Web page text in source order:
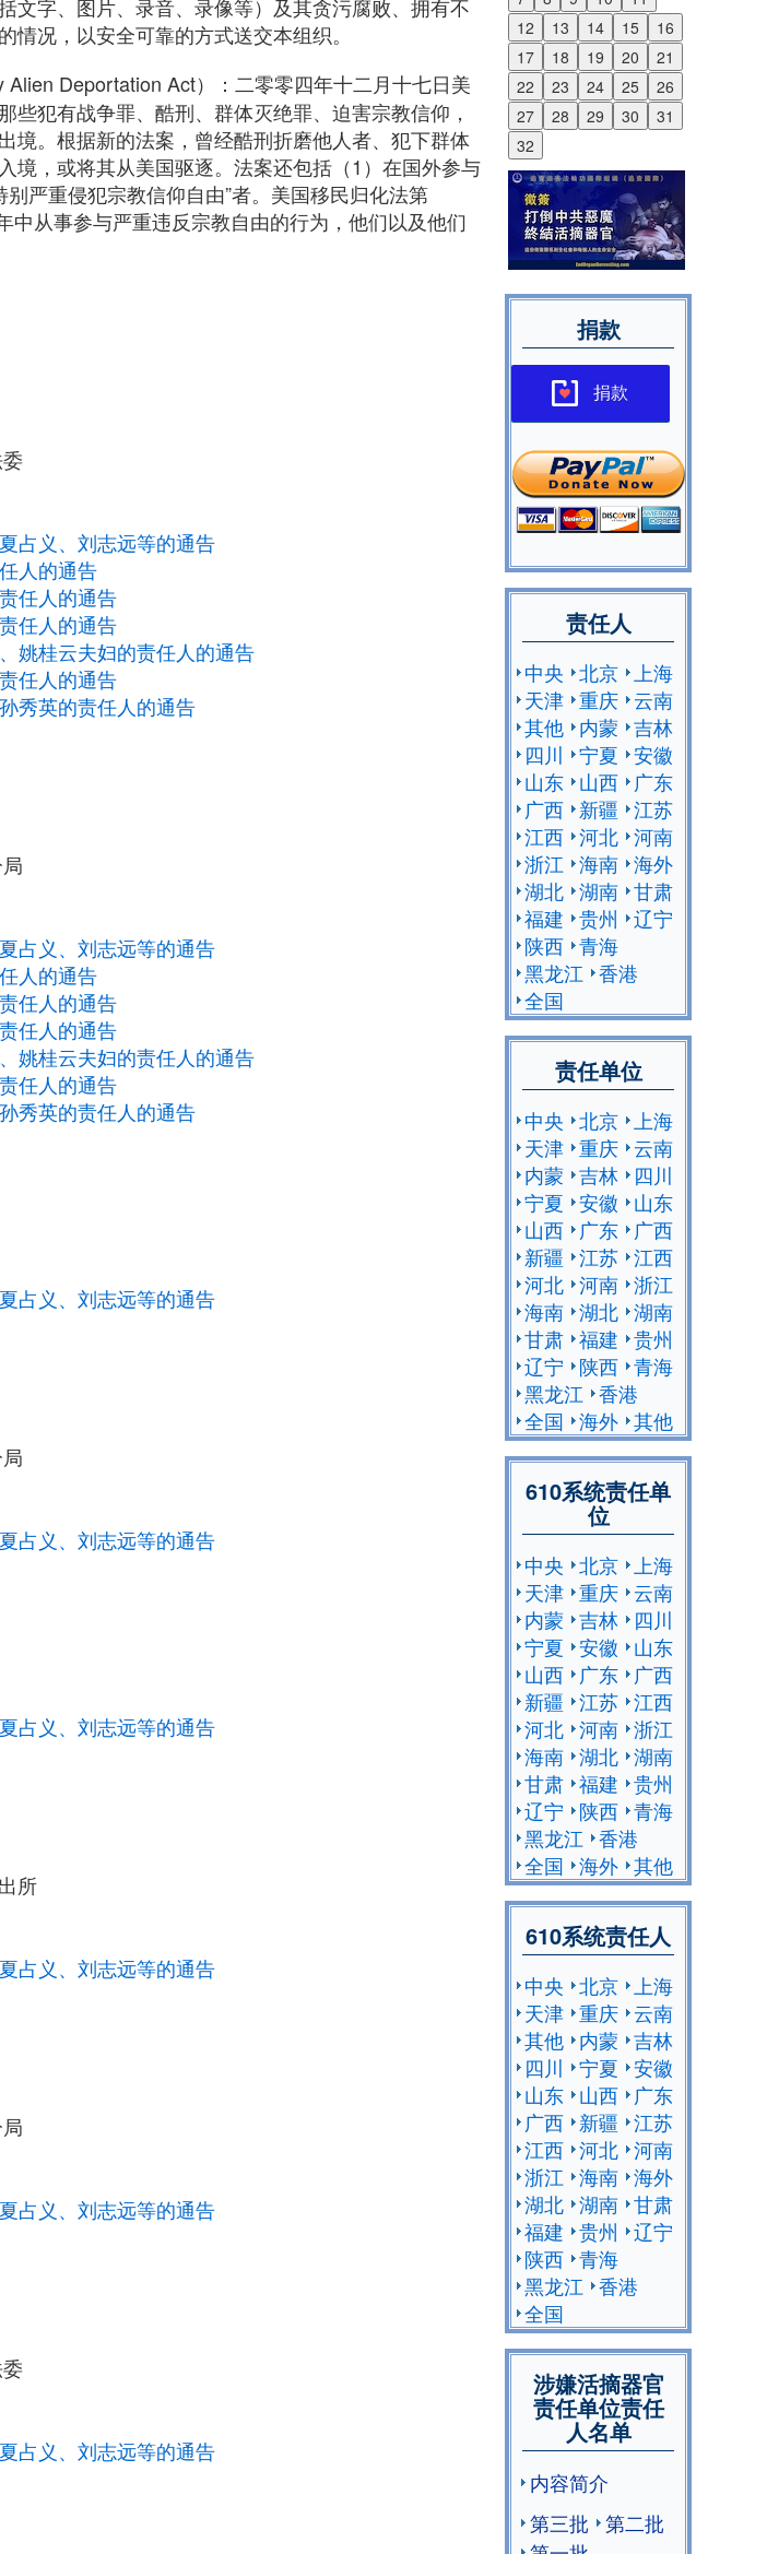
文字、图片、录音、录像等）及其贪污腐败、拥有不
况，以安全可靠的方式送交本组织。
Alien Deportation Act）：二零零四年十二月十七日美
犯有战争罪、酷刑、群体灭绝罪、迫害宗教信仰，
境。根据新的法案，曾经酷刑折磨他人者、犯下群体
境，或将其从美国驱逐。法案还包括（1）在国外参与
严重侵犯宗教信仰自由”者。美国移民归化法第
从事参与严重违反宗教自由的行为，他们以及他们
占义、刘志远等的通告
人的通告
任人的通告
任人的通告
姚桂云夫妇的责任人的通告
任人的通告
秀英的责任人的通告
占义、刘志远等的通告
人的通告
任人的通告
任人的通告
姚桂云夫妇的责任人的通告
任人的通告
秀英的责任人的通告
占义、刘志远等的通告
占义、刘志远等的通告
占义、刘志远等的通告
所
占义、刘志远等的通告
占义、刘志远等的通告
占义、刘志远等的通告
12
13 14 15
16
17
18 19 20
21
22
23 24 25
26
27
28 29 30
31
32
Next
捐款
捐款
责任人
中央 北京
上海
天津 重庆 云南
其他 内蒙 吉林
四川
宁夏 安徽
山东 山西
广东
广西 新疆 江苏
江西 河北 河南
浙江 海南 海外
湖北 湖南 甘肃
福建 贵州
辽宁
陕西 青海
黑龙江 香港
全国
责任单位
中央 北京
上海
天津 重庆 云南
内蒙 吉林
四川
宁夏 安徽
山东
山西
广东
广西
新疆 江苏 江西
河北 河南 浙江
海南 湖北 湖南
甘肃 福建 贵州
辽宁
陕西 青海
黑龙江 香港
全国 海外 其他
610系统责任单
位
中央 北京
上海
天津 重庆 云南
内蒙 吉林
四川
宁夏 安徽
山东
山西
广东
广西
新疆 江苏 江西
河北 河南 浙江
海南 湖北 湖南
甘肃 福建 贵州
辽宁
陕西 青海
黑龙江 香港
全国 海外 其他
610系统责任人
中央 北京
上海
天津 重庆 云南
其他 内蒙 吉林
四川
宁夏 安徽
山东 山西
广东
广西 新疆 江苏
江西 河北 河南
浙江 海南 海外
湖北 湖南 甘肃
福建 贵州
辽宁
陕西 青海
黑龙江 香港
全国
涉嫌活摘器官
责任单位责任
人名单
内容简介
第三批
第二批